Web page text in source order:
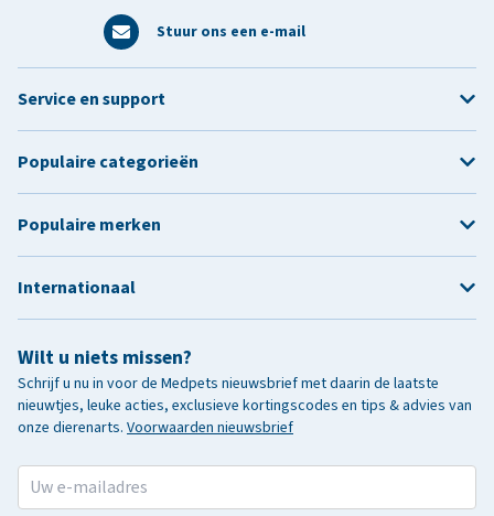
Stuur ons een e-mail
Wilt u niets missen?
Schrijf u nu in voor de Medpets nieuwsbrief met daarin de laatste
nieuwtjes, leuke acties, exclusieve kortingscodes en tips & advies van
onze dierenarts. Voorwaarden nieuwsbrief
Service en support
Populaire categorieën
Populaire merken
Internationaal